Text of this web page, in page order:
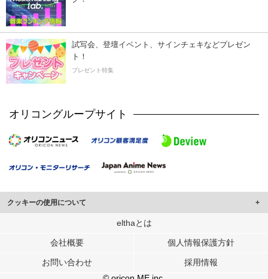
試写会、登壇イベント、サインチェキなどプレゼン
ト！
プレゼント特集
オリコングループサイト
クッキーの使用について
このサイトでは Cookie を使用して、ユーザーに合わせたコンテンツや広告の
行っています。
メディアや広告配信、データ解析の各パートナーに提供しています。
各パートナーは、この情報とユーザーが各パートナーに提供した他の情報や、
elthaとは
会社概要 個人情報保護方針
お問い合わせ
採用情報